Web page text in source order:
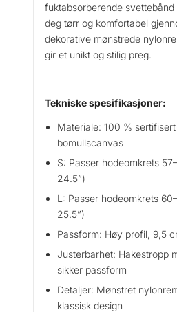
fuktabsorberende
deg tørr og komfortabel
dekorative mønstrede
gir et unikt og stilig preg.
Tekniske spesifikasjoner:
Materiale: 100 %
bomullscanvas
S: Passer hodeomkrets
24.5”)
L: Passer hodeomkrets
25.5”)
Passform: Høy profil, 9,5
Justerbarhet: Hakestropp
sikker passform
Detaljer: Mønstret
klassisk design